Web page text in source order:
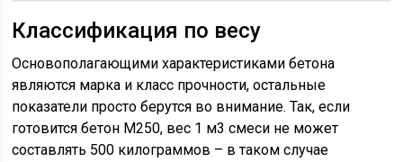
Классификация по весу
Основополагающими характеристиками бетона
являются марка и класс прочности, остальные
показатели просто берутся во внимание. Так, если
готовится бетон М250, вес 1 м3 смеси не может
составлять 500 килограммов – в таком случае